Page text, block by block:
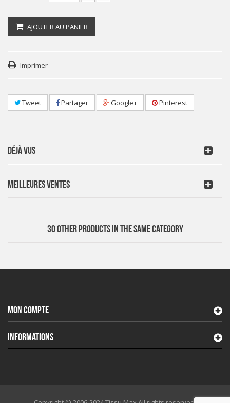
AJOUTER AU PANIER
Imprimer
Tweet Partager Google+ Pinterest
DÉJÀ VUS
MEILLEURES VENTES
30 OTHER PRODUCTS IN THE SAME CATEGORY
MON COMPTE
INFORMATIONS